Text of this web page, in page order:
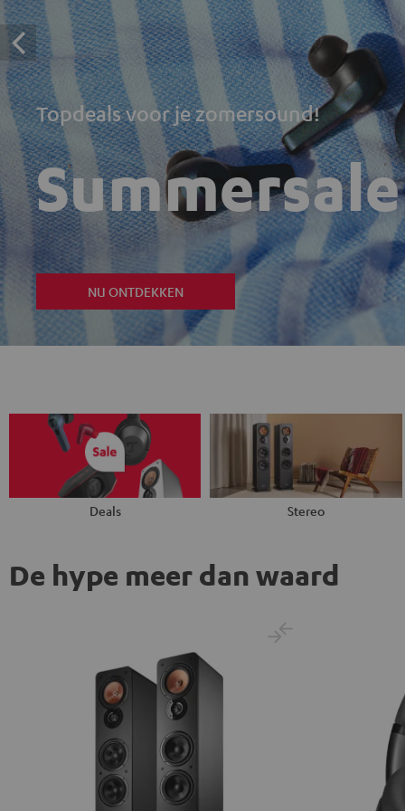
Topdeals voor je zomersound!
Summersale
NU ONTDEKKEN
Deals Stereo
De hype meer dan waard